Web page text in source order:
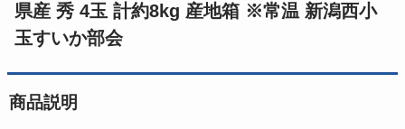
県産 秀 4玉 計約8kg 産地箱 ※常温 新潟西小
玉すいか部会
商品説明